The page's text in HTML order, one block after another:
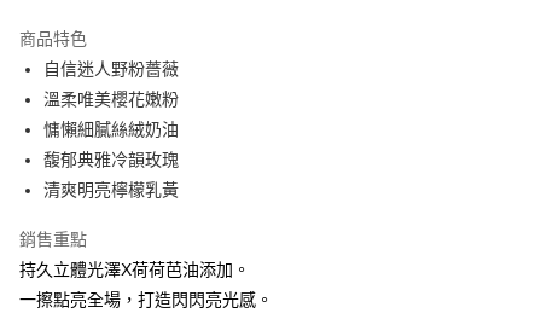
LINE Pay
Apple Pay
街口支付
悠遊付
Google Pay
商品特色
自信迷人野粉薔薇
溫柔唯美櫻花嫩粉
慵懶細膩絲絨奶油
馥郁典雅冷韻玫瑰
清爽明亮檸檬乳黃
銷售重點
持久立體光澤X荷荷芭油添加。
一擦點亮全場，打造閃閃亮光感。